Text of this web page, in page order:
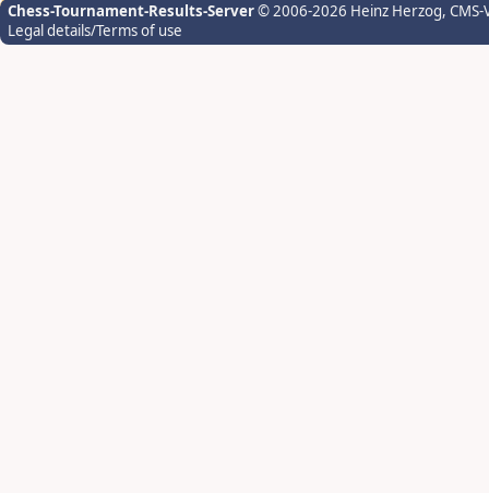
Chess-Tournament-Results-Server© 2006-2026 Heinz Herzog,
Legal details/Terms of use